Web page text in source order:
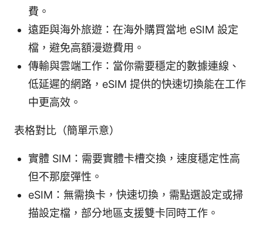
費。
遠距與海外旅遊：在海外購買當地 eSIM 設定
檔，避免高額漫遊費用。
傳輸與雲端工作：當你需要穩定的數據連線、
低延遲的網路，eSIM 提供的快速切換能在工作
中更高效。
表格對比（簡單示意）
實體 SIM：需要實體卡槽交換，速度穩定性高
但不那麼彈性。
eSIM：無需換卡，快速切換，需點選設定或掃
描設定檔，部分地區支援雙卡同時工作。